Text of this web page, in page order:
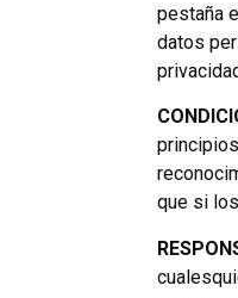
pestaña
datos
que si